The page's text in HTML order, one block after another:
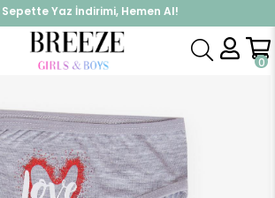
Sepette Yaz İndirimi, Hemen Al!
ek %10 İndirimi Kap, Hemen Üye Ol!
0
Giyim KIZ İç Giyim Kız Çocuk Slip 3 lü Püskürtme Kalp Baskılı Karışık Renk (1-2 Yaş)